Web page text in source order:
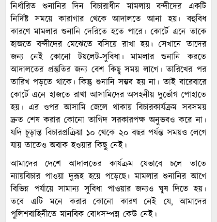
নির্ধারিত শুনানির দিন বিচারাধীন মামলায় বন্দীদের একটি
নির্দিষ্ট সময়ে কারাগার থেকে আদালতে আনা হয়। বহুবিধ
কারণে মামলার শুনানি দেরিতে হতে পারে। কোর্টে এনে তাকে
হাজতে বন্দীদের মেঝেতে বসিয়ে রাখা হয়। সেখানে তাদের
জন্য নেই কোনো টয়লেট-সুবিধা। মামলার শুনানি করতে
আদালতের প্রস্তুতির জন্য বেশ কিছু সময় লাগে। তারিখের পর
তারিখ পড়তে থাকে। কিন্তু শুনানি সম্ভব হয় না। তাই বারেবারে
কোর্টে এনে হাজতে রাখা আসামিদের অসহনীয় দুর্ভোগ পোহাতে
হয়। এর ওপর আসামি জেলে থাকায় বিচারকার্যক্রম সবসময়
দ্রুত শেষ করার কোনো তাগিদ সরকারপক্ষ অনুভবও করে না।
যদি চূড়ান্ত বিচারপ্রক্রিয়া ১০ থেকে ২০ বছর পর্যন্ত সময়ও লেগে
যায় তাতেও অবাক হওয়ার কিছু নেই।
আমাদের দেশে আদালতের কার্যক্রম যেভাবে চলে তাতে
ন্যায়বিচার পাওয়া দুরূহ হয়ে পড়েছে। মামলার শুনানির আগে
বিভিন্ন পর্যায়ে সামান্য সুবিধা পাওয়ার জন্যও ঘুষ দিতে হয়।
তবে এটি মনে করার কোনো কারণ নেই যে, আমাদের
পুলিশবাহিনীতে মানবিক বোধসম্পন্ন কেউ নেই।